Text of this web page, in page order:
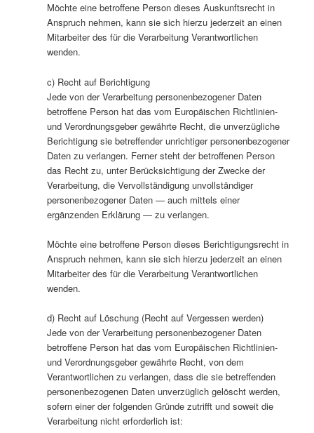
Möchte eine betroffene Person dieses Auskunftsrecht in
Anspruch nehmen, kann sie sich hierzu jederzeit an einen
Mitarbeiter des für die Verarbeitung Verantwortlichen
wenden.
c) Recht auf Berichtigung
Jede von der Verarbeitung personenbezogener Daten
betroffene Person hat das vom Europäischen Richtlinien-
und Verordnungsgeber gewährte Recht, die unverzügliche
Berichtigung sie betreffender unrichtiger personenbezogener
Daten zu verlangen. Ferner steht der betroffenen Person
das Recht zu, unter Berücksichtigung der Zwecke der
Verarbeitung, die Vervollständigung unvollständiger
personenbezogener Daten — auch mittels einer
ergänzenden Erklärung — zu verlangen.
Möchte eine betroffene Person dieses Berichtigungsrecht in
Anspruch nehmen, kann sie sich hierzu jederzeit an einen
Mitarbeiter des für die Verarbeitung Verantwortlichen
wenden.
d) Recht auf Löschung (Recht auf Vergessen werden)
Jede von der Verarbeitung personenbezogener Daten
betroffene Person hat das vom Europäischen Richtlinien-
und Verordnungsgeber gewährte Recht, von dem
Verantwortlichen zu verlangen, dass die sie betreffenden
personenbezogenen Daten unverzüglich gelöscht werden,
sofern einer der folgenden Gründe zutrifft und soweit die
Verarbeitung nicht erforderlich ist: